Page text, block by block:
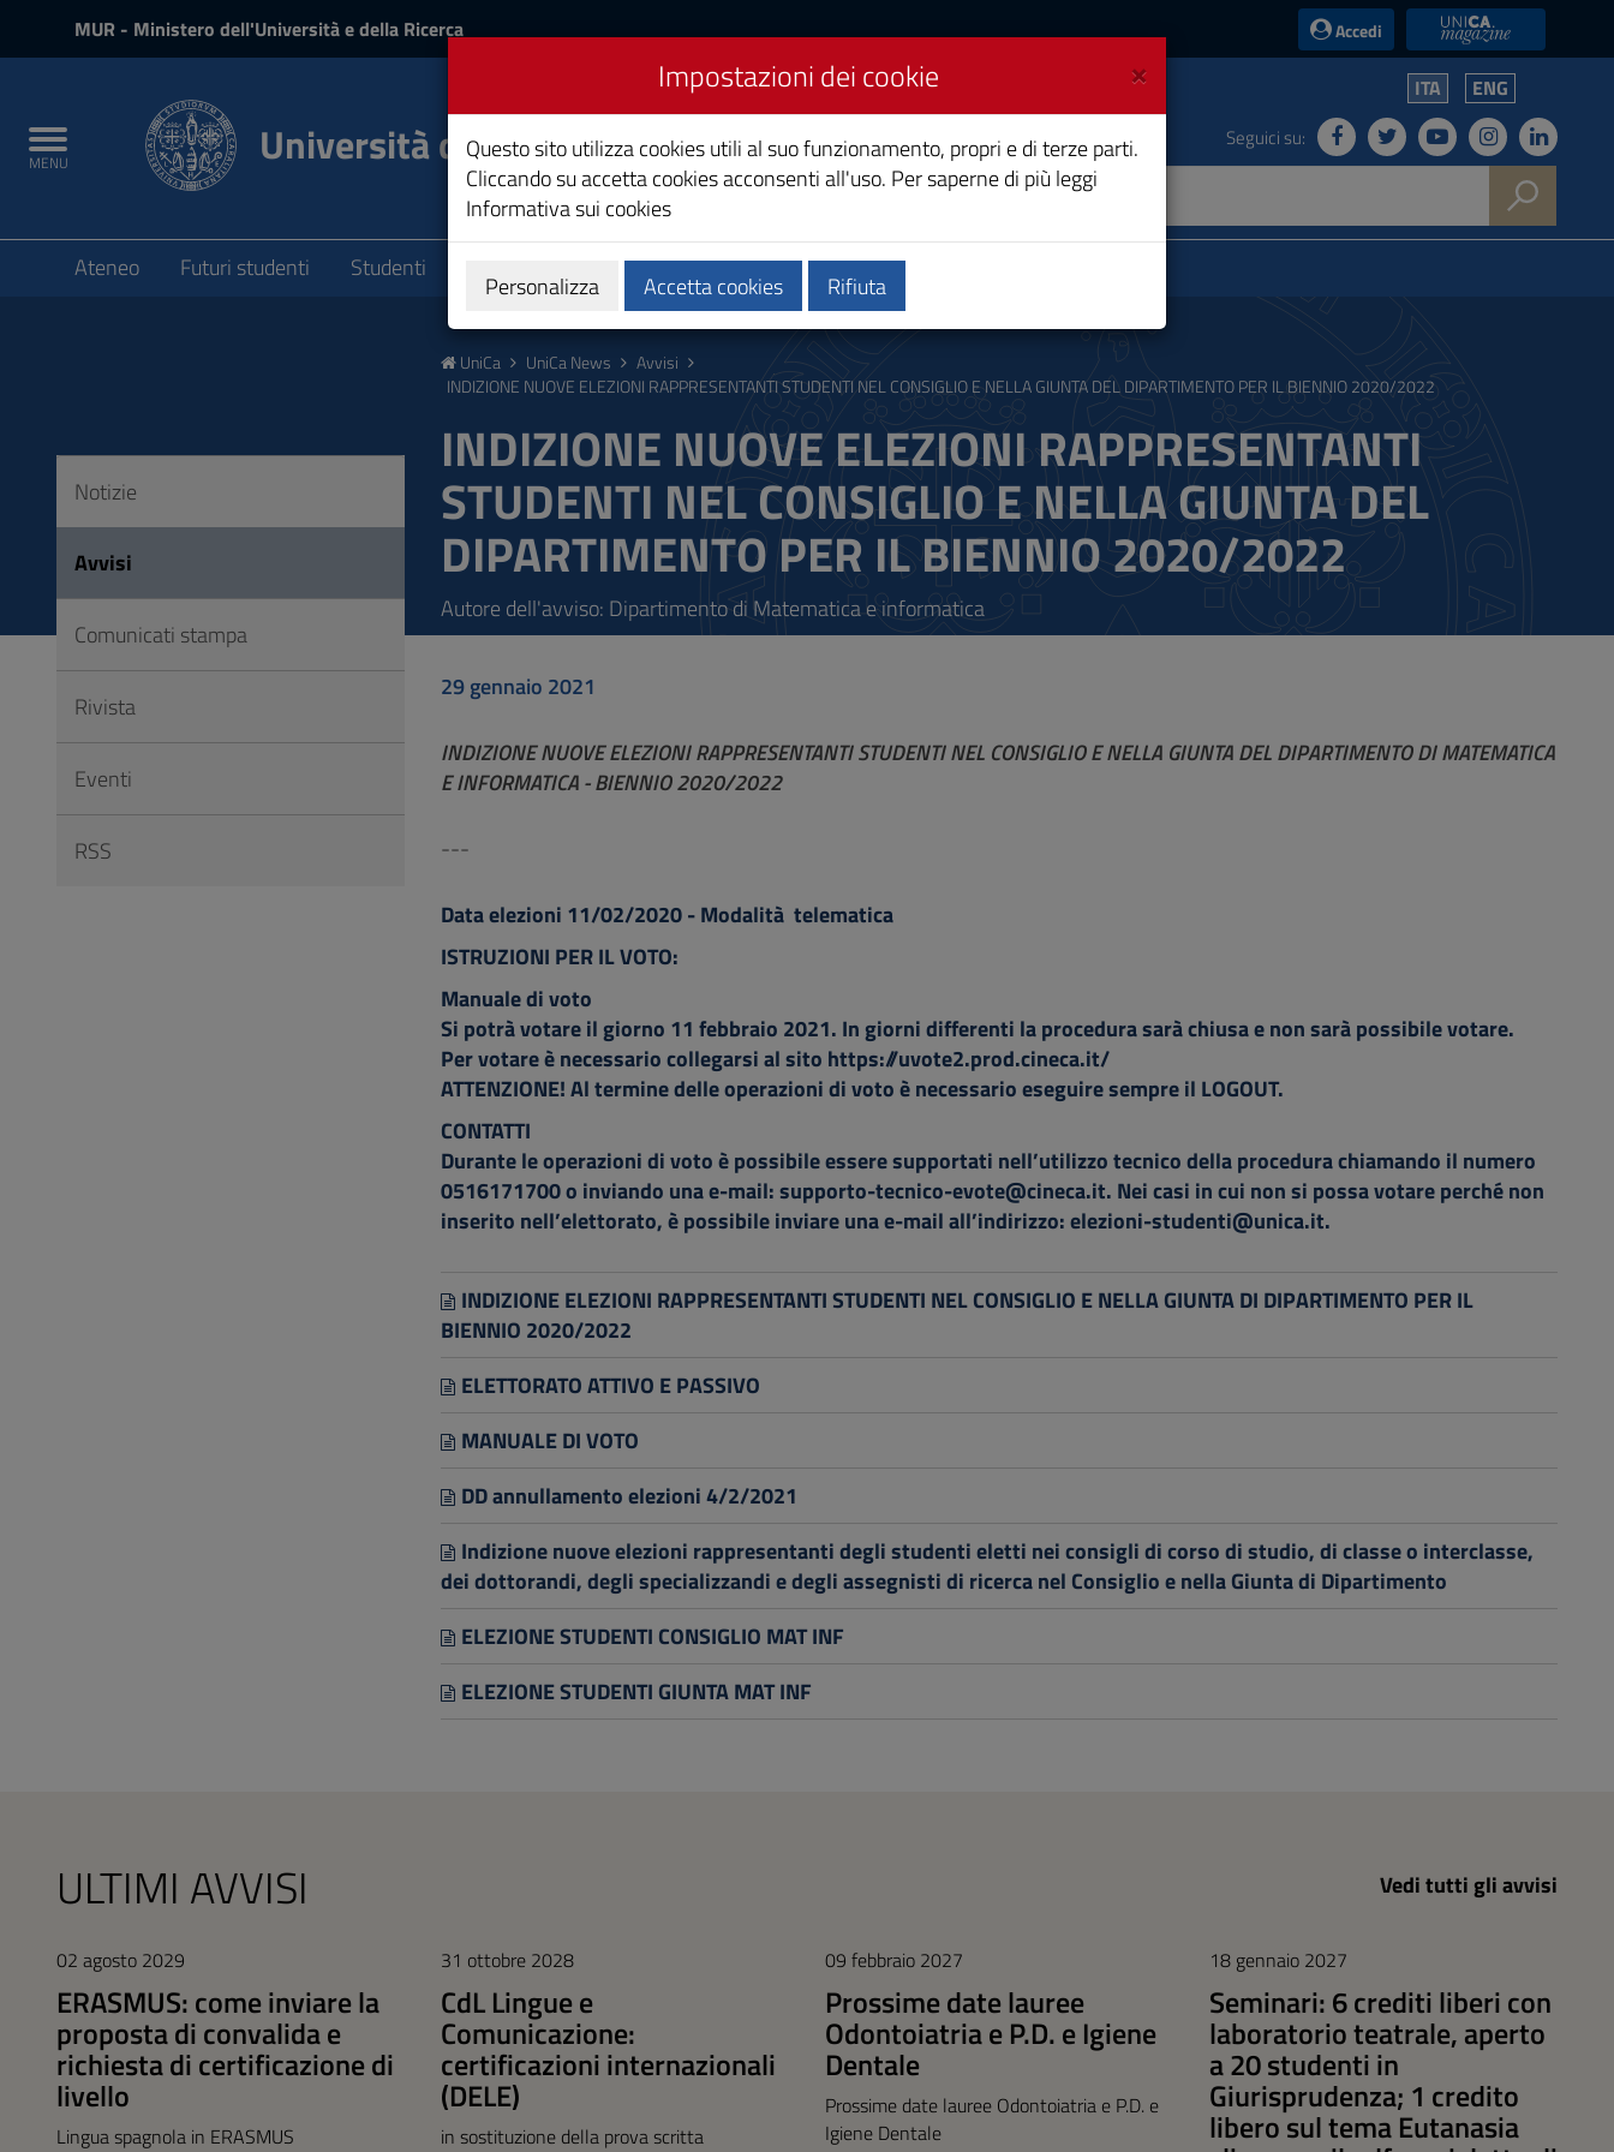
navigazione
MUR - Ministero dell'Università e della Ricerca Accedi UniCA News
Toggle
navigation
MENU Università degli Studi di Cagliari
ITA ENG
Seguici su:
Submenu
Ateneo Futuri studenti Studenti Ricerca Società e territorio
UniCa UniCa News
Avvisi
INDIZIONE NUOVE ELEZIONI RAPPRESENTANTI STUDENTI NEL CONSIGLIO E NELLA GIUNTA DEL DIPARTIMENTO PER IL BIENNIO 2020/2022
INDIZIONE NUOVE ELEZIONI RAPPRESENTANTI
STUDENTI NEL CONSIGLIO E NELLA GIUNTA DEL
DIPARTIMENTO PER IL BIENNIO 2020/2022
Autore dell'avviso: Dipartimento di Matematica e informatica
29 gennaio 2021
INDIZIONE NUOVE ELEZIONI RAPPRESENTANTI STUDENTI NEL CONSIGLIO E NELLA GIUNTA DEL DIPARTIMENTO DI MATEMATICA
E INFORMATICA - BIENNIO 2020/2022
---
Data elezioni 11/02/2020 - Modalità telematica
ISTRUZIONI PER IL VOTO:
Manuale di voto
Si potrà votare il giorno 11 febbraio 2021. In giorni differenti la procedura sarà chiusa e non sarà possibile votare.
Per votare è necessario collegarsi al sito https://uvote2.prod.cineca.it/
ATTENZIONE! Al termine delle operazioni di voto è necessario eseguire sempre il LOGOUT.
CONTATTI
Durante le operazioni di voto è possibile essere supportati nell’utilizzo tecnico della procedura chiamando il numero
0516171700 o inviando una e-mail:supporto-tecnico-evote@cineca.it. Nei casi in cui non si possa votare perché non
inserito nell’elettorato, è possibile inviare una e-mail all’indirizzo:elezioni-studenti@unica.it.
INDIZIONE ELEZIONI RAPPRESENTANTI STUDENTI NEL CONSIGLIO E NELLA GIUNTA DI DIPARTIMENTO PER IL
BIENNIO 2020/2022
ELETTORATO ATTIVO E PASSIVO
MANUALE DI VOTO
DD annullamento elezioni 4/2/2021
Indizione nuove elezioni rappresentanti degli studenti eletti nei consigli di corso di studio, di classe o interclasse,
dei dottorandi, degli specializzandi e degli assegnisti di ricerca nel Consiglio e nella Giunta di Dipartimento
ELEZIONE STUDENTI CONSIGLIO MAT INF
ELEZIONE STUDENTI GIUNTA MAT INF
Notizie
Avvisi
Comunicati stampa
Rivista
Eventi
RSS
ULTIMI AVVISI Vedi tutti gli avvisi
02 agosto 2029
ERASMUS: come inviare la
proposta di convalida e
richiesta di certificazione di
livello
Lingua spagnola in ERASMUS
31 ottobre 2028
CdL Lingue e
Comunicazione:
certificazioni internazionali
(DELE)
in sostituzione della prova scritta
09 febbraio 2027
Prossime date lauree
Odontoiatria e P.D. e Igiene
Dentale
Prossime date lauree Odontoiatria e P.D. e
Igiene Dentale
18 gennaio 2027
Seminari: 6 crediti liberi con
laboratorio teatrale, aperto
a 20 studenti in
Giurisprudenza; 1 credito
libero sul tema Eutanasia
×
Impostazioni dei cookie
Questo sito utilizza cookies utili al suo funzionamento, propri e di terze parti.
Cliccando su accetta cookies acconsenti all'uso. Per saperne di più leggi
Informativa sui cookies
Personalizza Accetta cookies Rifiuta